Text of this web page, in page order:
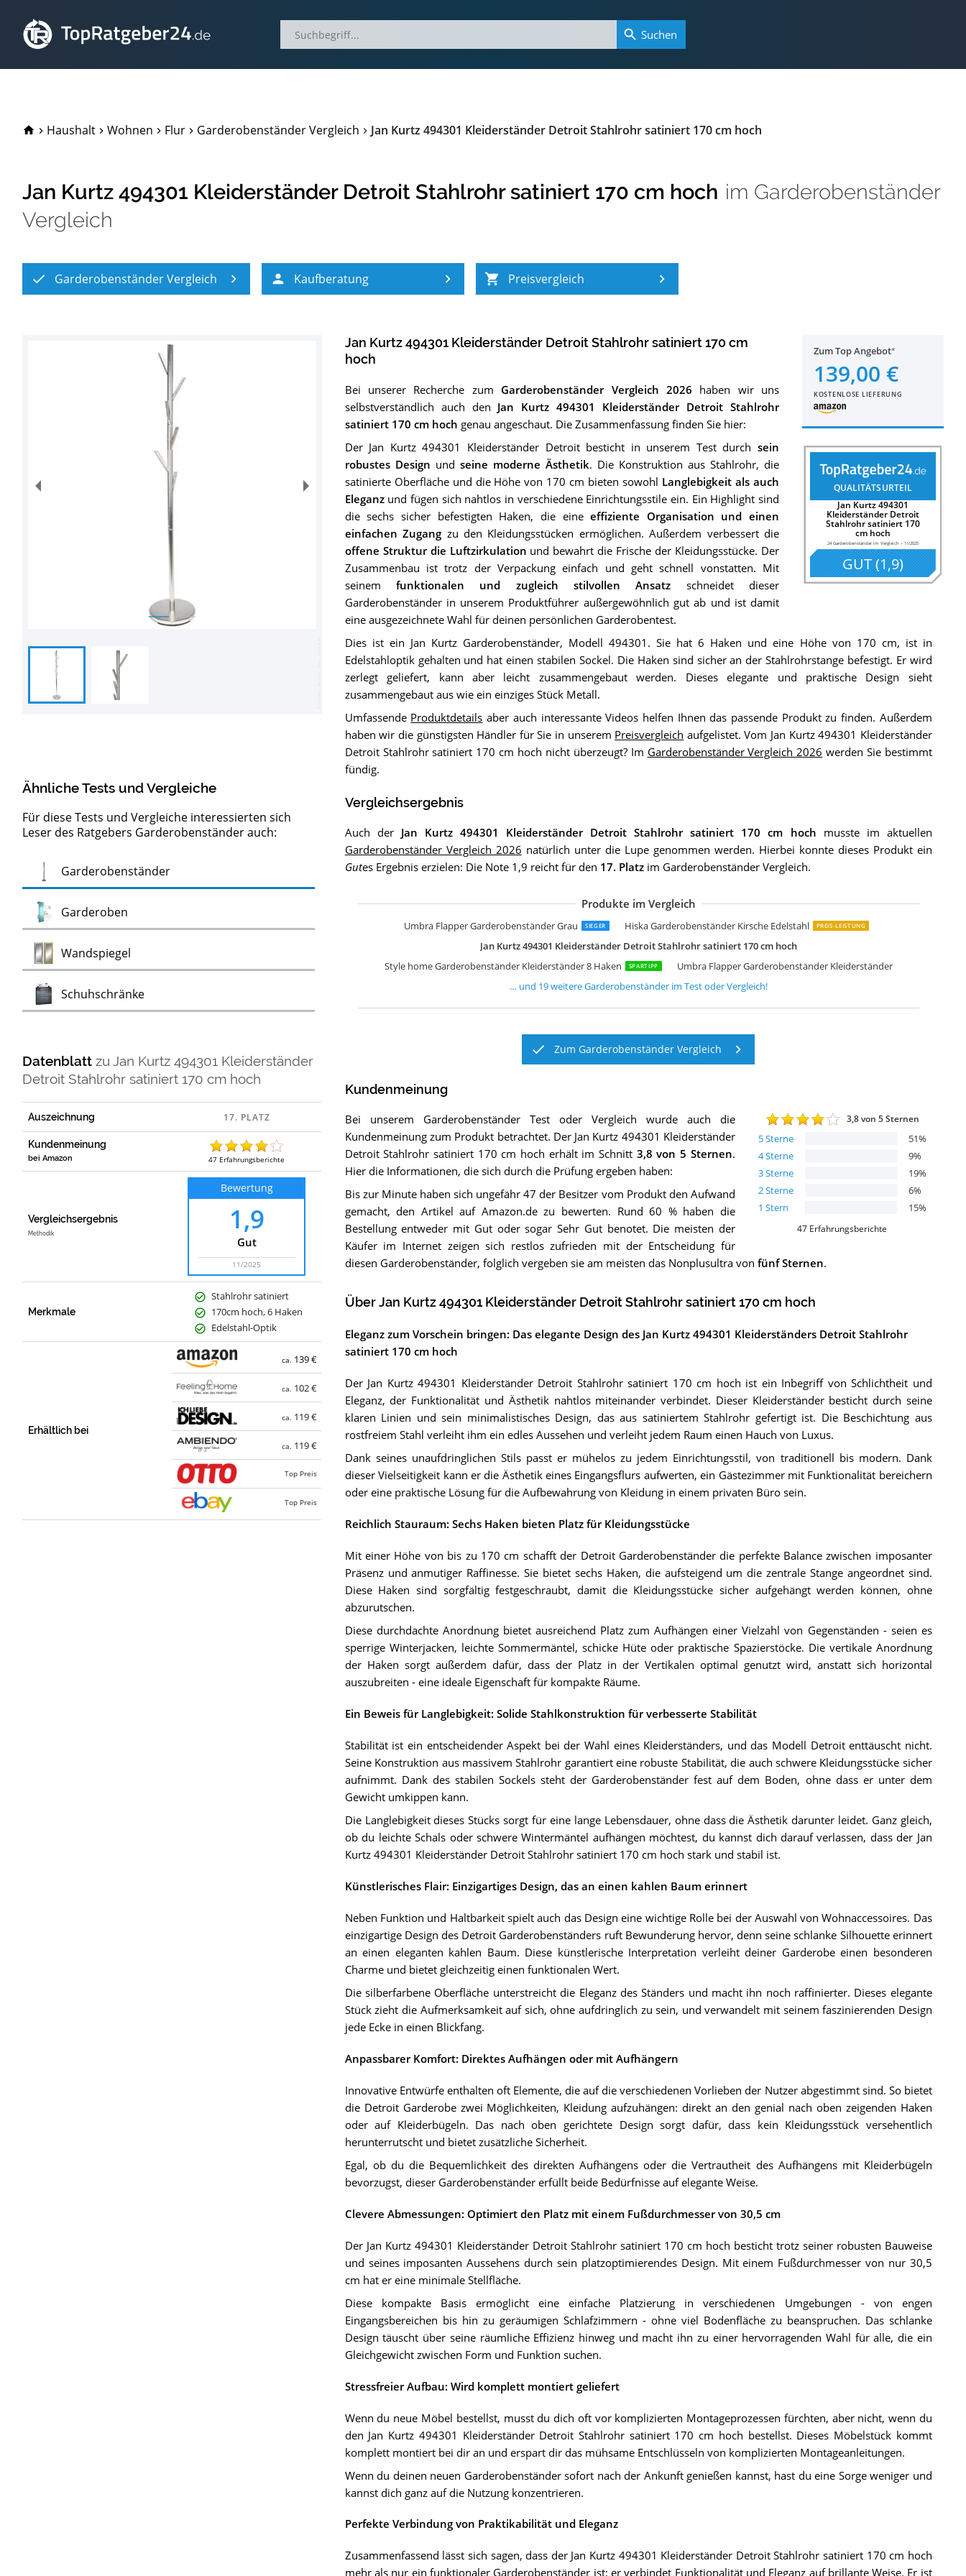
TopRatgeber24.de
Haushalt Wohnen Flur Garderobenständer Vergleich Jan Kurtz 494301 Kleiderständer Detroit Stahlrohr satiniert 170 cm hoch
Jan Kurtz 494301 Kleiderständer Detroit Stahlrohr satiniert 170 cm hoch im Garderobenständer
Vergleich
Garderobenständer Vergleich Kaufberatung Preisvergleich
Ähnliche Tests und Vergleiche
Für diese Tests und Vergleiche interessierten sich
Leser des Ratgebers Garderobenständer auch:
GarderobenständerTest
Garderoben
Wandspiegel
SchuhschränkeTest
DatenblattzuJan Kurtz 494301 Kleiderständer
Detroit Stahlrohr satiniert 170 cm hoch
Auszeichnung
Kundenmeinung
bei Amazon 47 Erfahrungsberichte
Vergleichsergebnis
Methodik
Bewertung
1,9
Gut
11/2025
Merkmale
Stahlrohr satiniert
170cm hoch, 6 Haken
Edelstahl-Optik
Erhältlich bei
ca. 139 €
ca. 102 €
ca. 119 €
ca. 119 €
Top Preis
Top Preis
Zum Top Angebot
139,00 €
KOSTENLOSE LIEFERUNG
QUALITÄTSURTEIL
Jan Kurtz 494301
Kleiderständer Detroit
Stahlrohr satiniert 170
cm hoch
24 Garderobenständer im Vergleich– 11/2025
GUT(1,9)
Jan Kurtz 494301 Kleiderständer Detroit Stahlrohr satiniert 170 cm
hoch
Bei unserer Recherche zum Garderobenständer Vergleich 2026 haben wir uns
selbstverständlich auch den Jan Kurtz 494301 Kleiderständer Detroit Stahlrohr
satiniert 170 cm hoch genau angeschaut. Die Zusammenfassung finden Sie hier:
Der Jan Kurtz 494301 Kleiderständer Detroit besticht in unserem Test durchsein
robustes Design und seine moderne Ästhetik. Die Konstruktion aus Stahlrohr, die
satinierte Oberfläche und die Höhe von 170 cm bieten sowohl Langlebigkeit als auch
Eleganzund fügen sich nahtlos in verschiedene Einrichtungsstile ein. Ein Highlight sind
die sechs sicher befestigten Haken, die eineeffiziente Organisation und einen
einfachen Zugang zu den Kleidungsstücken ermöglichen. Außerdem verbessert die
offene Struktur die Luftzirkulation und bewahrt die Frische der Kleidungsstücke. Der
Zusammenbau ist trotz der Verpackung einfach und geht schnell vonstatten. Mit
seinemfunktionalen und zugleich stilvollen Ansatz schneidet dieser
Garderobenständer in unserem Produktführer außergewöhnlich gut ab und ist damit
eine ausgezeichnete Wahl für deinen persönlichen Garderobentest.
Dies ist ein Jan Kurtz Garderobenständer, Modell 494301. Sie hat 6 Haken und eine Höhe von 170 cm, ist in
Edelstahloptik gehalten und hat einen stabilen Sockel. Die Haken sind sicher an der Stahlrohrstange befestigt. Er wird
zerlegt geliefert, kann aber leicht zusammengebaut werden. Dieses elegante und praktische Design sieht
zusammengebaut aus wie ein einziges Stück Metall.
Umfassende Produktdetails aber auch interessante Videos helfen Ihnen das passende Produkt zu finden. Außerdem
haben wir die günstigsten Händler für Sie in unserem Preisvergleich aufgelistet. Vom Jan Kurtz 494301 Kleiderständer
Detroit Stahlrohr satiniert 170 cm hoch nicht überzeugt? Im Garderobenständer Vergleich 2026 werden Sie bestimmt
fündig.
Vergleichsergebnis
Auch der Jan Kurtz 494301 Kleiderständer Detroit Stahlrohr satiniert 170 cm hoch musste im aktuellen
Garderobenständer Vergleich 2026 natürlich unter die Lupe genommen werden. Hierbei konnte dieses Produkt ein
Gutes Ergebnis erzielen: Die Note 1,9 reicht für den 17. Platzim Garderobenständer Vergleich.
Produkte im Vergleich
Umbra Flapper Garderobenständer Grau SIEGER Hiska Garderobenständer Kirsche Edelstahl PREIS-LEISTUNG
Jan Kurtz 494301 Kleiderständer Detroit Stahlrohr satiniert 170 cm hoch
Style home Garderobenständer Kleiderständer 8 Haken
SPARTIPP Umbra Flapper Garderobenständer Kleiderständer
Kare 83601 Garderobenständer Technical Tree Schwarz
SAM Garderobe Hakon aus Teakholz
SAM Garderobe Zalacca aus Teakholz
SAM Kleiderständer Tyke aus Teakholz
LioLiving Garderobenständer Double Cactus aus massivem Suar-Holz
anaan '9' Design Kleiderständer Holz Garderobenständer Massivholz
Haku Möbel Garderobenständer Edelstahloptik
Haku-Möbel Garderobenständer Stahl weiß-anthrazit-Chrom
Haku-Möbel Haku Möbel Garderobenständer
HAKU Möbel Garderobenständer -Stahlrohr Edelstahloptik Schirmhalterung
HAKU Möbel Garderobenständer Garderobe aus Metall in Weiß
balvi Shiitake Wood Garderobenständer aus Shiitake-Holz
Jan Kurtz 494300 Kleiderständer Glasgow Stahlrohr satiniert 170 cm hoch
WEII Garderobe Massivholz Wand hängende Dekoration Wohnzimmer
Paperflow Moderner Garderobenständer Holz
Jan Kurtz 494303 Kleiderständer London
Jan Kurtz London Kleiderständer
HOMCOM Garderobenständer Kleiderhaken Garderobe
Jan Kurtz Tree Kleiderständer
… und 19weitereGarderobenständerim Test oder Vergleich!
Zum Garderobenständer Vergleich
Kundenmeinung
3,8von 5 Sternen
5Sterne 51%
4Sterne 9%
3Sterne 19%
2Sterne 6%
1 Stern 15%
47 Erfahrungsberichte
Bei unserem GarderobenständerTest oder Vergleich wurde auch die
Kundenmeinung zum Produkt betrachtet. Der Jan Kurtz 494301 Kleiderständer
Detroit Stahlrohr satiniert 170 cm hoch erhält im Schnitt 3,8 von 5 Sternen.
Hier die Informationen, die sich durch die Prüfung ergeben haben:
Bis zur Minute haben sich ungefähr 47 der Besitzer vom Produkt den Aufwand
gemacht, den Artikel auf Amazon.de zu bewerten. Rund 60 % haben die
Bestellung entweder mit Gut oder sogar Sehr Gut benotet. Die meisten der
Käufer im Internet zeigen sich restlos zufrieden mit der Entscheidung für
diesen Garderobenständer, folglich vergeben sie am meisten das Nonplusultra von fünf Sternen.
Über Jan Kurtz 494301 Kleiderständer Detroit Stahlrohr satiniert 170 cm hoch
Eleganz zum Vorschein bringen: Das elegante Design des Jan Kurtz 494301 Kleiderständers Detroit Stahlrohr
satiniert 170 cm hoch
Der Jan Kurtz 494301 Kleiderständer Detroit Stahlrohr satiniert 170 cm hoch ist ein Inbegriff von Schlichtheit und
Eleganz, der Funktionalität und Ästhetik nahtlos miteinander verbindet. Dieser Kleiderständer besticht durch seine
klaren Linien und sein minimalistisches Design, das aus satiniertem Stahlrohr gefertigt ist. Die Beschichtung aus
rostfreiem Stahl verleiht ihm ein edles Aussehen und verleiht jedem Raum einen Hauch von Luxus.
Dank seines unaufdringlichen Stils passt er mühelos zu jedem Einrichtungsstil, von traditionell bis modern. Dank
dieser Vielseitigkeit kann er die Ästhetik eines Eingangsflurs aufwerten, ein Gästezimmer mit Funktionalität bereichern
oder eine praktische Lösung für die Aufbewahrung von Kleidung in einem privaten Büro sein.
Reichlich Stauraum: Sechs Haken bieten Platz für Kleidungsstücke
Mit einer Höhe von bis zu 170 cm schafft der Detroit Garderobenständer die perfekte Balance zwischen imposanter
Präsenz und anmutiger Raffinesse. Sie bietet sechs Haken, die aufsteigend um die zentrale Stange angeordnet sind.
Diese Haken sind sorgfältig festgeschraubt, damit die Kleidungsstücke sicher aufgehängt werden können, ohne
abzurutschen.
Diese durchdachte Anordnung bietet ausreichend Platz zum Aufhängen einer Vielzahl von Gegenständen - seien es
sperrige Winterjacken, leichte Sommermäntel, schicke Hüte oder praktische Spazierstöcke. Die vertikale Anordnung
der Haken sorgt außerdem dafür, dass der Platz in der Vertikalen optimal genutzt wird, anstatt sich horizontal
auszubreiten - eine ideale Eigenschaft für kompakte Räume.
Ein Beweis für Langlebigkeit: Solide Stahlkonstruktion für verbesserte Stabilität
Stabilität ist ein entscheidender Aspekt bei der Wahl eines Kleiderständers, und das Modell Detroit enttäuscht nicht.
Seine Konstruktion aus massivem Stahlrohr garantiert eine robuste Stabilität, die auch schwere Kleidungsstücke sicher
aufnimmt. Dank des stabilen Sockels steht der Garderobenständer fest auf dem Boden, ohne dass er unter dem
Gewicht umkippen kann.
Die Langlebigkeit dieses Stücks sorgt für eine lange Lebensdauer, ohne dass die Ästhetik darunter leidet. Ganz gleich,
ob du leichte Schals oder schwere Wintermäntel aufhängen möchtest, du kannst dich darauf verlassen, dass der Jan
Kurtz 494301 Kleiderständer Detroit Stahlrohr satiniert 170 cm hoch stark und stabil ist.
Künstlerisches Flair: Einzigartiges Design, das an einen kahlen Baum erinnert
Neben Funktion und Haltbarkeit spielt auch das Design eine wichtige Rolle bei der Auswahl von Wohnaccessoires. Das
einzigartige Design des Detroit Garderobenständers ruft Bewunderung hervor, denn seine schlanke Silhouette erinnert
an einen eleganten kahlen Baum. Diese künstlerische Interpretation verleiht deiner Garderobe einen besonderen
Charme und bietet gleichzeitig einen funktionalen Wert.
Die silberfarbene Oberfläche unterstreicht die Eleganz des Ständers und macht ihn noch raffinierter. Dieses elegante
Stück zieht die Aufmerksamkeit auf sich, ohne aufdringlich zu sein, und verwandelt mit seinem faszinierenden Design
jede Ecke in einen Blickfang.
Anpassbarer Komfort: Direktes Aufhängen oder mit Aufhängern
Innovative Entwürfe enthalten oft Elemente, die auf die verschiedenen Vorlieben der Nutzer abgestimmt sind. So bietet
die Detroit Garderobe zwei Möglichkeiten, Kleidung aufzuhängen: direkt an den genial nach oben zeigenden Haken
oder auf Kleiderbügeln. Das nach oben gerichtete Design sorgt dafür, dass kein Kleidungsstück versehentlich
herunterrutscht und bietet zusätzliche Sicherheit.
Egal, ob du die Bequemlichkeit des direkten Aufhängens oder die Vertrautheit des Aufhängens mit Kleiderbügeln
bevorzugst, dieser Garderobenständer erfüllt beide Bedürfnisse auf elegante Weise.
Clevere Abmessungen: Optimiert den Platz mit einem Fußdurchmesser von 30,5 cm
Der Jan Kurtz 494301 Kleiderständer Detroit Stahlrohr satiniert 170 cm hoch besticht trotz seiner robusten Bauweise
und seines imposanten Aussehens durch sein platzoptimierendes Design. Mit einem Fußdurchmesser von nur 30,5
cm hat er eine minimale Stellfläche.
Diese kompakte Basis ermöglicht eine einfache Platzierung in verschiedenen Umgebungen - von engen
Eingangsbereichen bis hin zu geräumigen Schlafzimmern - ohne viel Bodenfläche zu beanspruchen. Das schlanke
Design täuscht über seine räumliche Effizienz hinweg und macht ihn zu einer hervorragenden Wahl für alle, die ein
Gleichgewicht zwischen Form und Funktion suchen.
Stressfreier Aufbau: Wird komplett montiert geliefert
Wenn du neue Möbel bestellst, musst du dich oft vor komplizierten Montageprozessen fürchten, aber nicht, wenn du
den Jan Kurtz 494301 Kleiderständer Detroit Stahlrohr satiniert 170 cm hoch bestellst. Dieses Möbelstück kommt
komplett montiert bei dir an und erspart dir das mühsame Entschlüsseln von komplizierten Montageanleitungen.
Wenn du deinen neuen Garderobenständer sofort nach der Ankunft genießen kannst, hast du eine Sorge weniger und
kannst dich ganz auf die Nutzung konzentrieren.
Perfekte Verbindung von Praktikabilität und Eleganz
Zusammenfassend lässt sich sagen, dass der Jan Kurtz 494301 Kleiderständer Detroit Stahlrohr satiniert 170 cm hoch
mehr als nur ein funktionaler Garderobenständer ist; er verbindet Funktionalität und Eleganz auf brillante Weise. Er ist
Suchen